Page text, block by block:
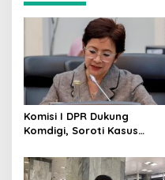
Komisi I DPR Dukung
Komdigi, Soroti Kasus
GIIAS Tanpa Izin